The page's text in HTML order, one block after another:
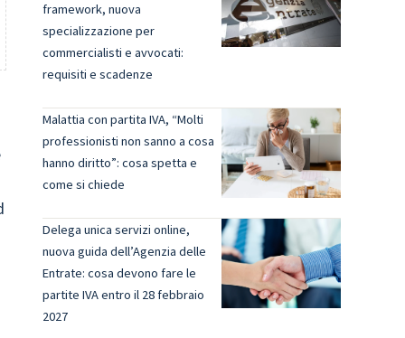
framework, nuova
specializzazione per
commercialisti e avvocati:
requisiti e scadenze
Malattia con partita IVA, “Molti
professionisti non sanno a cosa
hanno diritto”: cosa spetta e
come si chiede
Delega unica servizi online,
nuova guida dell’Agenzia delle
Entrate: cosa devono fare le
partite IVA entro il 28 febbraio
2027